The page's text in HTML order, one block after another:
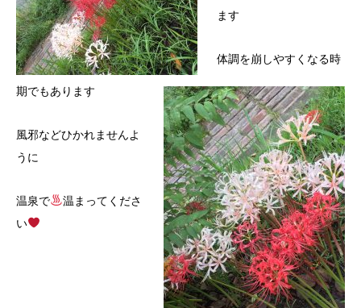
ます
体調を崩しやすくなる時
期でもあります
風邪などひかれませんよ
うに
温泉で
温まってくださ
い